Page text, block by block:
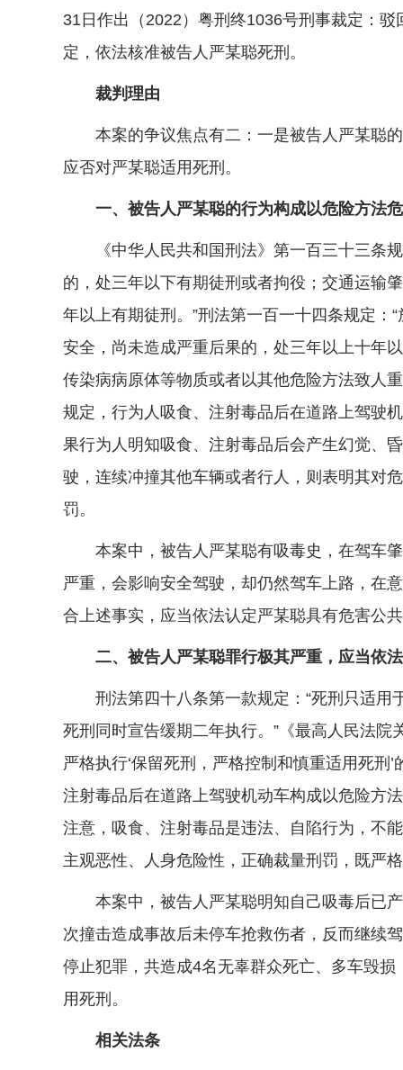
31日作出（2022）粤刑终1036号刑事裁定：
定，依法核准被告人严某聪死刑。
裁判理由
本案的争议焦点有二：一是被告人严某聪的
应否对严某聪适用死刑。
一、被告人严某聪的行为构成以危险方法危
《中华人民共和国刑法》第一百三十三条规
的，处三年以下有期徒刑或者拘役；交通运输
年以上有期徒刑。”刑法第一百一十四条规定
安全，尚未造成严重后果的，处三年以上十年
传染病病原体等物质或者以其他危险方法致人
规定，行为人吸食、注射毒品后在道路上驾驶
果行为人明知吸食、注射毒品后会产生幻觉、
驶，连续冲撞其他车辆或者行人，则表明其对
罚。
本案中，被告人严某聪有吸毒史，在驾车肇
严重，会影响安全驾驶，却仍然驾车上路，在
合上述事实，应当依法认定严某聪具有危害公
二、被告人严某聪罪行极其严重，应当依
刑法第四十八条第一款规定：“死刑只适用
死刑同时宣告缓期二年执行。”《最高人民法
严格执行‘保留死刑，严格控制和慎重适用死
注射毒品后在道路上驾驶机动车构成以危险方
注意，吸食、注射毒品是违法、自陷行为，不
主观恶性、人身危险性，正确裁量刑罚，既严
本案中，被告人严某聪明知自己吸毒后已产
次撞击造成事故后未停车抢救伤者，反而继续
停止犯罪，共造成4名无辜群众死亡、多车毁
用死刑。
相关法条